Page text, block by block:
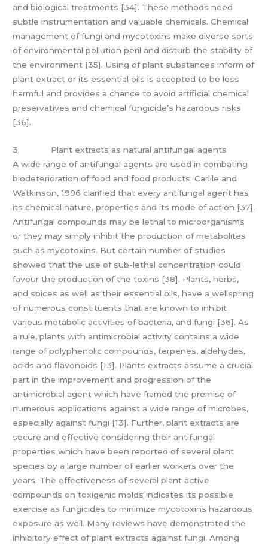
and biological treatments [34]. These methods need
subtle instrumentation and valuable chemicals. Chemical
management of fungi and mycotoxins make diverse sorts
of environmental pollution peril and disturb the stability of
the environment [35]. Using of plant substances inform of
plant extract or its essential oils is accepted to be less
harmful and provides a chance to avoid artificial chemical
preservatives and chemical fungicide’s hazardous risks
[36].
3. Plant extracts as natural antifungal agents
A wide range of antifungal agents are used in combating
biodeterioration of food and food products. Carlile and
Watkinson, 1996 clarified that every antifungal agent has
its chemical nature, properties and its mode of action [37].
Antifungal compounds may be lethal to microorganisms
or they may simply inhibit the production of metabolites
such as mycotoxins. But certain number of studies
showed that the use of sub-lethal concentration could
favour the production of the toxins [38]. Plants, herbs,
and spices as well as their essential oils, have a wellspring
of numerous constituents that are known to inhibit
various metabolic activities of bacteria, and fungi [36]. As
a rule, plants with antimicrobial activity contains a wide
range of polyphenolic compounds, terpenes, aldehydes,
acids and flavonoids [13]. Plants extracts assume a crucial
part in the improvement and progression of the
antimicrobial agent which have framed the premise of
numerous applications against a wide range of microbes,
especially against fungi [13]. Further, plant extracts are
secure and effective considering their antifungal
properties which have been reported of several plant
species by a large number of earlier workers over the
years. The effectiveness of several plant active
compounds on toxigenic molds indicates its possible
exercise as fungicides to minimize mycotoxins hazardous
exposure as well. Many reviews have demonstrated the
inhibitory effect of plant extracts against fungi. Among